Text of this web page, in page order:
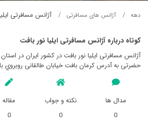
دهه آژانس های مسافرتی آژانس مسافرتی
کوتاه درباره آژانس مسافرتی ايليا نور بافت
آژانس مسافرتی ايليا نور بافت در کشور ایران در
حضرتی به آدرس كرمان بافت خیابان طالقانی روبروي
مدال ها
0
نکته و جواب
0
مقاله
0